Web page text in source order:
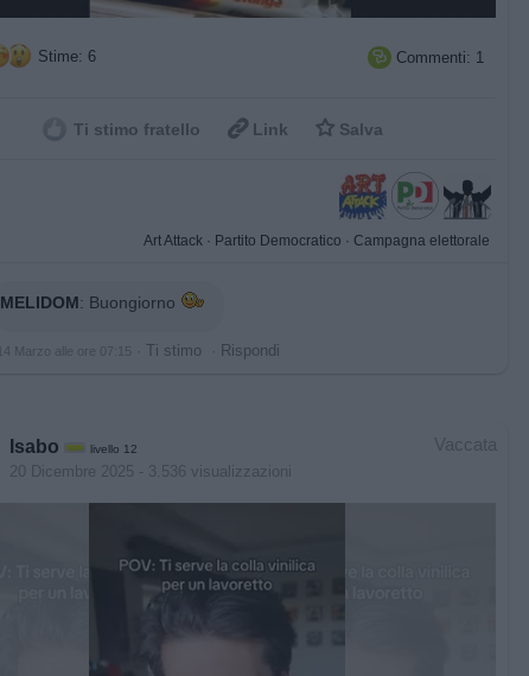
Stime: 6  Commenti: 1
Ti stimo fratello  Link  Salva
Art Attack · Partito Democratico · Campagna elettorale
MELIDOM: Buongiorno
14 Marzo alle ore 07:15 Ti stimo Rispondi
Vaccata
Isabo livello 12
20 Dicembre 2025 - 3.536 visualizzazioni